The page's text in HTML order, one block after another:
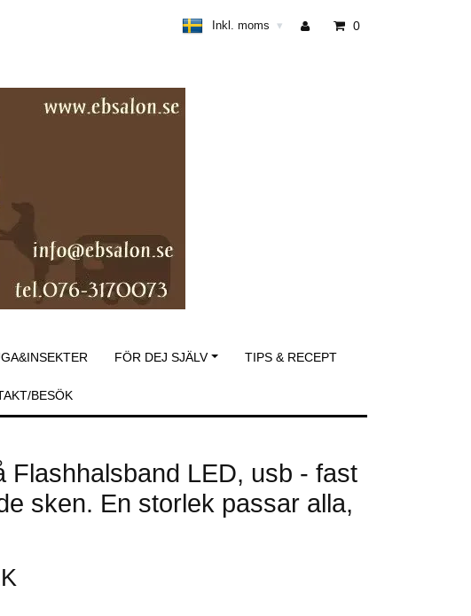
Inkl. moms ▾ 0
FÖR DEJ SJÄLV TIPS & RECEPT
BESÖK
Flashhalsband LED, usb - fast
sken. En storlek passar alla,